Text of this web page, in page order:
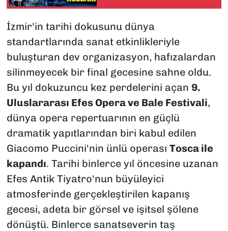
İzmir'in tarihi dokusunu dünya
standartlarında sanat etkinlikleriyle
buluşturan dev organizasyon, hafızalardan
silinmeyecek bir final gecesine sahne oldu.
Bu yıl dokuzuncu kez perdelerini açan 9.
Uluslararası Efes Opera ve Bale Festivali,
dünya opera repertuarının en güçlü
dramatik yapıtlarından biri kabul edilen
Giacomo Puccini'nin ünlü operası Tosca ile
kapandı. Tarihi binlerce yıl öncesine uzanan
Efes Antik Tiyatro'nun büyüleyici
atmosferinde gerçekleştirilen kapanış
gecesi, adeta bir görsel ve işitsel şölene
dönüştü. Binlerce sanatseverin taş